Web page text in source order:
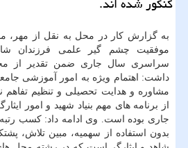
به گزارش كار در محل به نقل از مهر،
موفقیت چشم گیر علمی فرزندان
سراسری سال جاری ضمن تقدیر از
داشت: اهتمام ویژه به امور آموزشی
مشاوره و هدایت تحصیلی و تنظیم
از برنامه های مهم بنیاد شهید و امور
جاری بوده است. وی ادامه داد: كسب رتبه
بدون استفاده از سهمیه، مبین تلاش،